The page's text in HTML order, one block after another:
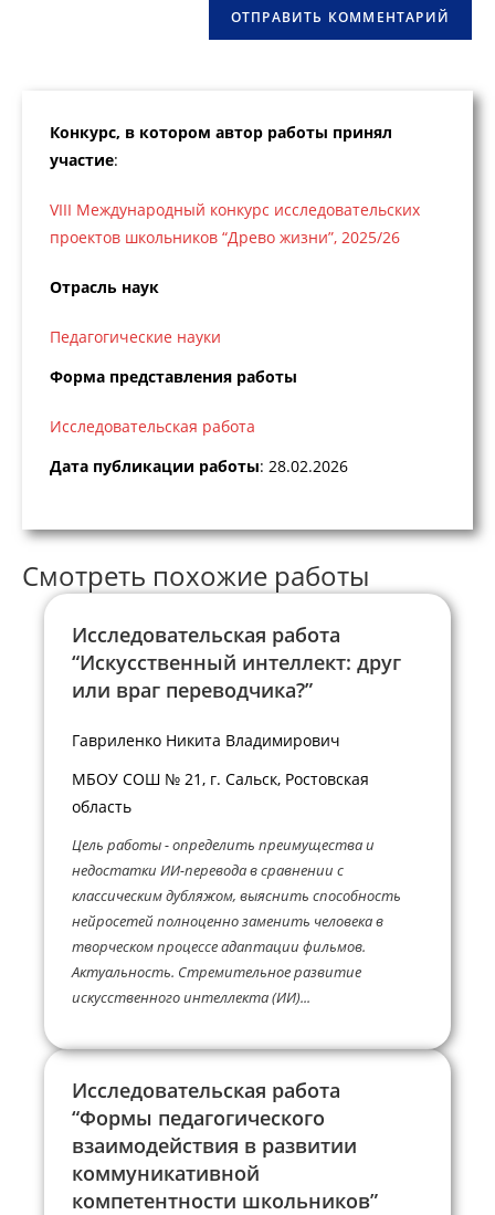
Конкурс, в котором автор работы принял
участие:
VIII Международный конкурс исследовательских
проектов школьников “Древо жизни”, 2025/26
Отрасль наук
Педагогические науки
Форма представления работы
Исследовательская работа
Дата публикации работы: 28.02.2026
Смотреть похожие работы
Исследовательская работа
“Искусственный интеллект: друг
или враг переводчика?”
Гавриленко Никита Владимирович
МБОУ СОШ № 21, г. Сальск, Ростовская
область
Цель работы - определить преимущества и
недостатки ИИ-перевода в сравнении с
классическим дубляжом, выяснить способность
нейросетей полноценно заменить человека в
творческом процессе адаптации фильмов.
Актуальность. Стремительное развитие
искусственного интеллекта (ИИ)...
Исследовательская работа
“Формы педагогического
взаимодействия в развитии
коммуникативной
компетентности школьников”